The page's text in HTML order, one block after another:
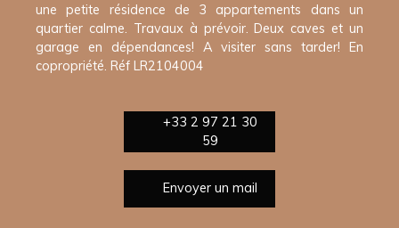
une petite résidence de 3 appartements dans un
quartier calme. Travaux à prévoir. Deux caves et un
garage en dépendances! A visiter sans tarder! En
copropriété. Réf LR2104004
+33 2 97 21 30
59
Envoyer un mail